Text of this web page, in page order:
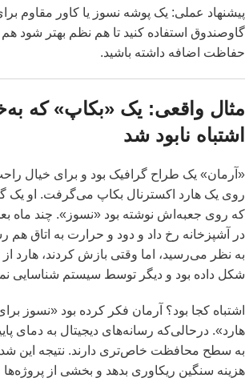
پیشنهاد عملی: یک پوشه نسوز یا کاور مقاوم
گاوصندوق استفاده کنید تا هم نظم بهتر شود هم
حفاظت اضافه داشته باشید.
مثال واقعی: یک «بکاپ» که
اشتباه نابود شد
«آرمان» یک طراح گرافیک بود و برای خیال
روی یک هارد اکسترنال بکاپ می‌گرفت. او یک
که روی جعبه‌اش نوشته بود «نسوز». چند ماه
در آشپزخانه رخ داد و دود و حرارت به اتاق هم
به نظر می‌رسید، اما وقتی بازش کردند، هارد
شکل داده بود و دیگر توسط سیستم شناسایی
اشتباه کجا بود؟ آرمان فکر کرده بود «نسوز
هارد». درحالی‌که رسانه‌های دیجیتال به دمای
به سطح محافظت خاص‌تری دارند. نتیجه این
هزینه سنگین ریکاوری بدهد و بخشی از پروژه‌ها